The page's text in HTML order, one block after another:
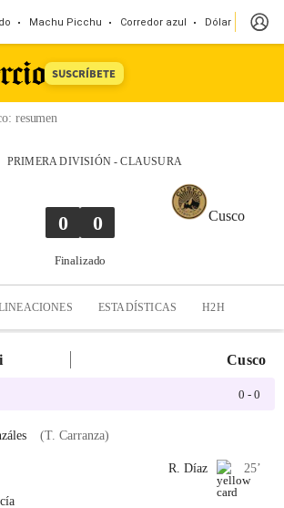
Machu Picchu Corredor azul Dólar
SUSCRÍBETE
: resumen
PRIMERA DIVISIÓN-CLAUSURA
0 0
Finalizado
Cusco
ESTADÍSTICAS H2H
Cusco
0 - 0
(T. Carranza)
25’
R. Díaz